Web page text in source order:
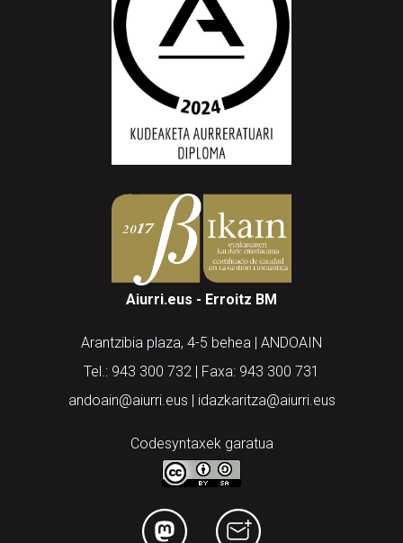
Aiurri.eus - Erroitz BM
Arantzibia plaza, 4-5 behea | ANDOAIN
Tel.: 943 300 732 | Faxa: 943 300 731
andoain@aiurri.eus | idazkaritza@aiurri.eus
Codesyntaxek garatua